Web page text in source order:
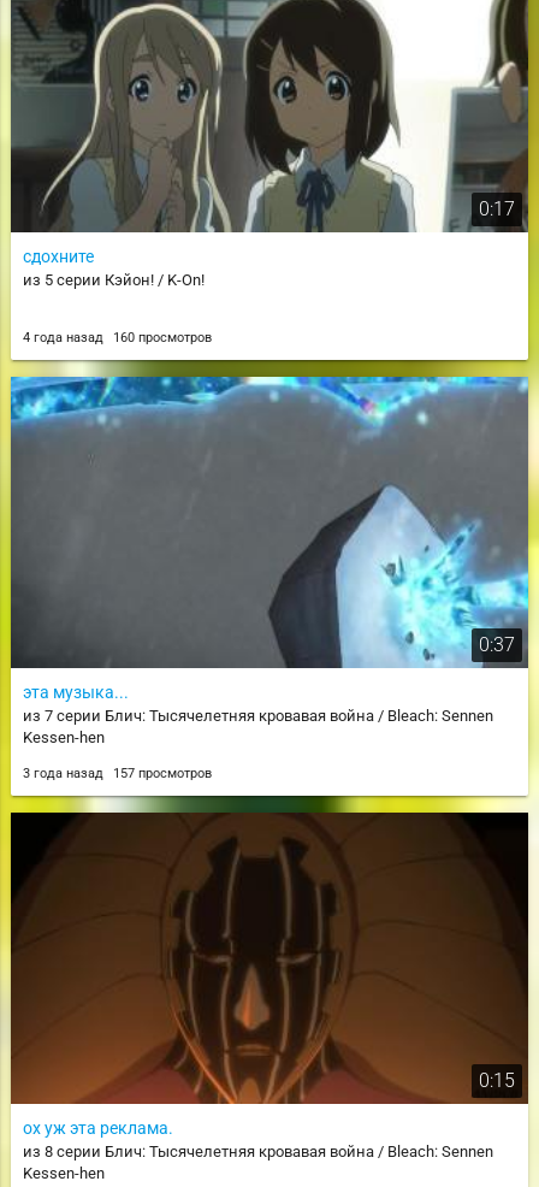
0:17
сдохните
из 5 серии Кэйон! / K-On!
4 года назад 160 просмотров
0:37
эта музыка...
из 7 серии Блич: Тысячелетняя кровавая война / Bleach: Sennen
Kessen-hen
3 года назад 157 просмотров
0:15
ох уж эта реклама.
из 8 серии Блич: Тысячелетняя кровавая война / Bleach: Sennen
Kessen-hen